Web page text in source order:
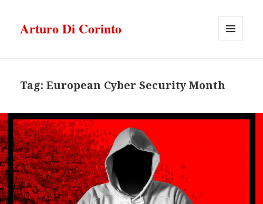
Arturo Di Corinto
Tag:European Cyber Security Month